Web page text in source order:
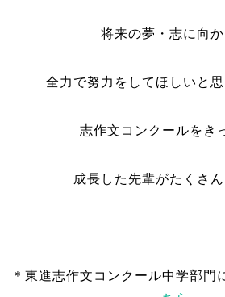
将来の夢・志に向か
全力で努力をしてほしいと思
志作文コンクールをき
成長した先輩がたくさん
＊東進志作文コンクール中学部門